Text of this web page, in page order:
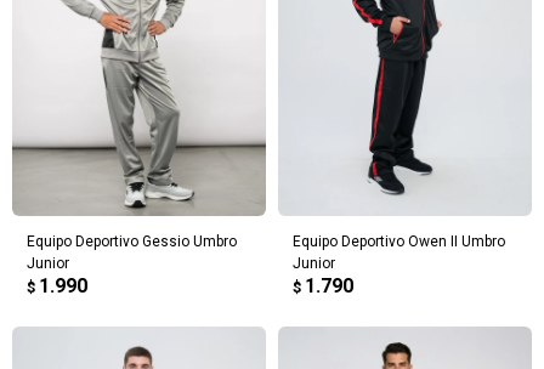
Equipo Deportivo Gessio Umbro
Junior
$ 1.990
Equipo Deportivo Owen II Umbro
Junior
$ 1.790